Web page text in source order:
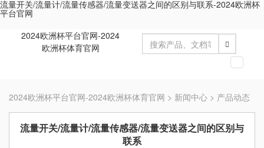
流量开关/流量计/流量传感器/流量变送器之间的区别与联系-2024欧洲杯
平台官网
2024欧洲杯平台官网-2024
欧洲杯体育官网
切
导
航
2024欧洲杯平台官网-2024欧洲杯体育官网 > 新闻中心 > 产品动态
流量开关/流量计/流量传感器/流量变送器之间的区别与
联系